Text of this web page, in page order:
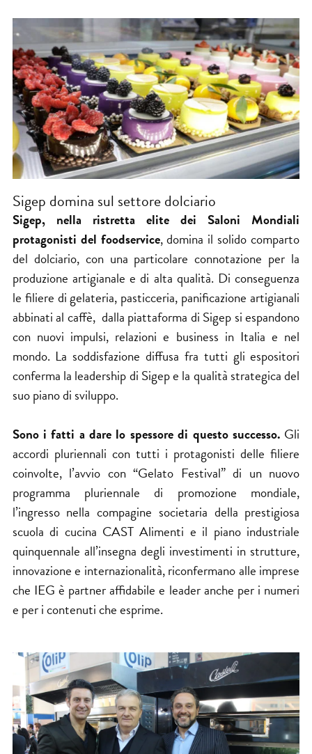
Sigep domina sul settore dolciario
Sigep, nella ristretta elite dei Saloni Mondiali
protagonisti del foodservice, domina il solido comparto
del dolciario, con una particolare connotazione per la
produzione artigianale e di alta qualità. Di conseguenza
le filiere di gelateria, pasticceria, panificazione artigianali
abbinati al caffè, dalla piattaforma di Sigep si espandono
con nuovi impulsi, relazioni e business in Italia e nel
mondo. La soddisfazione diffusa fra tutti gli espositori
conferma la leadership di Sigep e la qualità strategica del
suo piano di sviluppo.
Sono i fatti a dare lo spessore di questo successo. Gli
accordi pluriennali con tutti i protagonisti delle filiere
coinvolte, l’avvio con “Gelato Festival” di un nuovo
programma pluriennale di promozione mondiale,
l’ingresso nella compagine societaria della prestigiosa
scuola di cucina CAST Alimenti e il piano industriale
quinquennale all’insegna degli investimenti in strutture,
innovazione e internazionalità, riconfermano alle imprese
che IEG è partner affidabile e leader anche per i numeri
e per i contenuti che esprime.